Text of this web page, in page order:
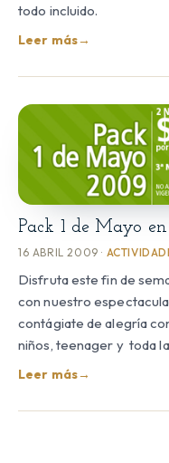
todo incluido.
Leer más→
Pack 1 de Mayo
16 ABRIL 2009 ·
Disfruta este fin de
con nuestro
contágiate de alegría
niños, teenager y toda
Leer más→